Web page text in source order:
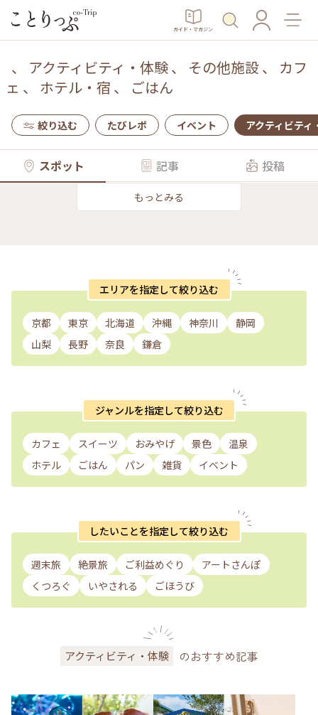
ガイド・マガジン
、 アクティビティ・体験、 その他施設、 カフ
ェ 、 ホテル・宿 、 ごはん
絞り込む たびレポ イベント アクティビティ
スポット 記事 投稿
もっとみる
エリアを指定して絞り込む
京都 東京 北海道 沖縄 神奈川
静岡
山梨
長野 奈良 鎌倉
ジャンルを指定して絞り込む
カフェ スイーツ おみやげ 景色
温泉
ホテル
ごはん パン 雑貨 イベント
したいことを指定して絞り込む
週末旅 絶景旅 ご利益めぐり
アートさんぽ
くつろぐ
いやされる ごほうび
アクティビティ・体験 のおすすめ記事